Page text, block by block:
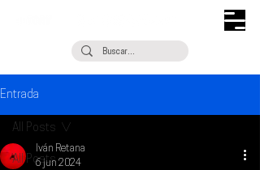
Entrada
All Posts
All Posts
Iván Retana
6 jun 2024